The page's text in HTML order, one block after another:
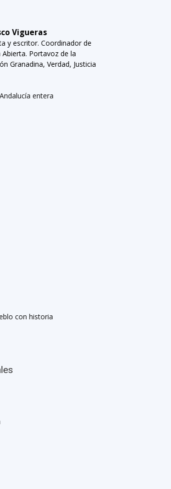
Vigueras
y escritor. Coordinador de
Abierta. Portavoz de la
Granadina, Verdad, Justicia
entera
con historia